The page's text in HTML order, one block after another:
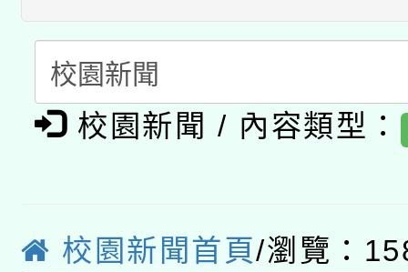
礎課程
A3數位素養講師名單
「數位內容與教學軟體
pilot」
有關大陸委員會函釋公
轉知經濟部水利署委託
用水績優單位及節水達
桃園市孔廟祈福系列
2026年桃園地景藝術
校園新聞 / 內容類型：
校園新聞首頁/瀏覽：